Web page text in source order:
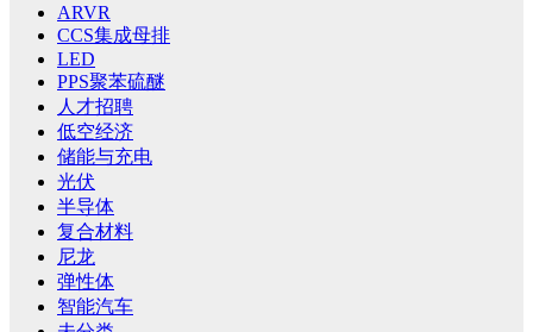
ARVR
CCS集成母排
LED
PPS聚苯硫醚
人才招聘
低空经济
储能与充电
光伏
半导体
复合材料
尼龙
弹性体
智能汽车